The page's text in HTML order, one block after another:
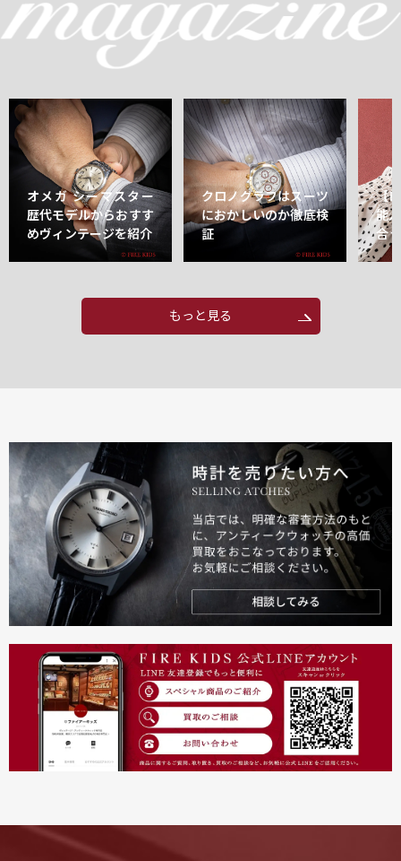
オメガ シーマスター
歴代モデルからおすす
めヴィンテージを紹介
クロノグラフはスーツ
におかしいのか徹底検
証
【
能
合
もっと見る